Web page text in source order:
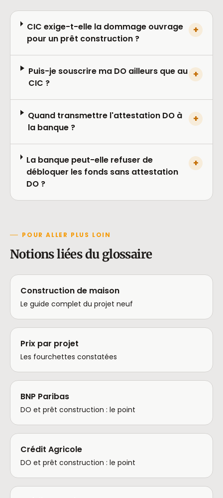
CIC exige-t-elle la dommage ouvrage
pour un prêt construction ?
+
Puis-je souscrire ma DO ailleurs que au
CIC ?
+
Quand transmettre l'attestation DO à
la banque ?
+
La banque peut-elle refuser de
débloquer les fonds sans attestation
DO ?
+
POUR ALLER PLUS LOIN
Notions liées du glossaire
Construction de maison
Le guide complet du projet neuf
Prix par projet
Les fourchettes constatées
BNP Paribas
DO et prêt construction : le point
Crédit Agricole
DO et prêt construction : le point